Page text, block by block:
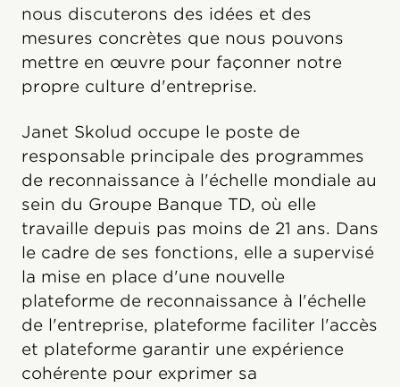
nous discuterons des idées et des
mesures concrètes que nous pouvons
mettre en œuvre pour façonner notre
propre culture d'entreprise.
Janet Skolud occupe le poste de
responsable principale des programmes
de reconnaissance à l'échelle mondiale au
sein du Groupe Banque TD, où elle
travaille depuis pas moins de 21 ans. Dans
le cadre de ses fonctions, elle a supervisé
la mise en place d'une nouvelle
plateforme de reconnaissance à l'échelle
de l'entreprise, plateforme faciliter l'accès
et plateforme garantir une expérience
cohérente pour exprimer sa